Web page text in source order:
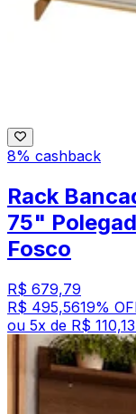
8% cashback
Rack
75"
Fosco
R$ 679,79
R$ 495,5619%
ou 5x de R$ 110,13